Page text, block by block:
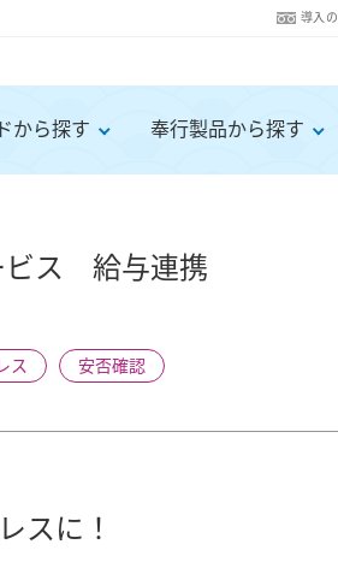
導入
から探す 奉行製品から探す
ビス 給与連携
ス 安否確認
スに！